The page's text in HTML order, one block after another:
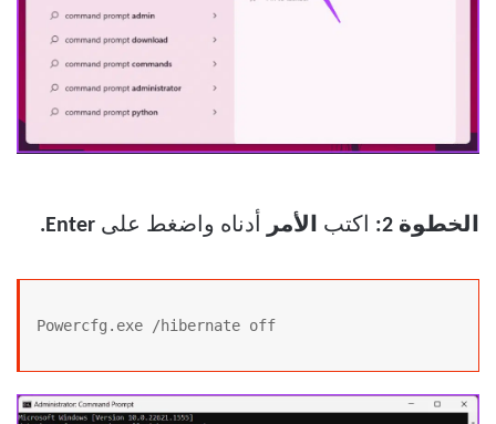
الخطوة 2: اكتب الأمر أدناه واضغط على Enter.
Powercfg.exe /hibernate off